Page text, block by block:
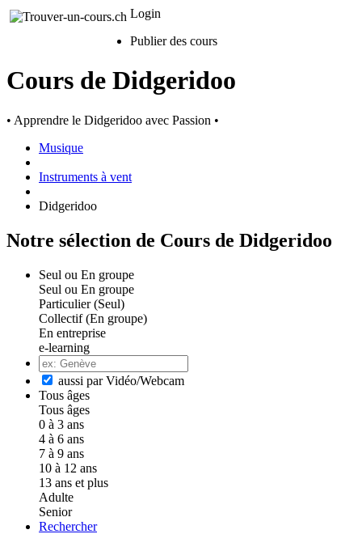
Login
Publier des cours
Cours de Didgeridoo
• Apprendre le Didgeridoo avec Passion •
Musique
Instruments à vent
Didgeridoo
Notre sélection de Cours de Didgeridoo
Seul ou En groupe
Seul ou En groupe
Particulier (Seul)
Collectif (En groupe)
En entreprise
e-learning
aussi par Vidéo/Webcam
Tous âges
Tous âges
0 à 3 ans
4 à 6 ans
7 à 9 ans
10 à 12 ans
13 ans et plus
Adulte
Senior
Rechercher